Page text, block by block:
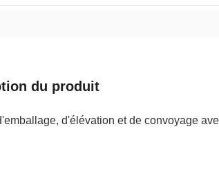
du produit
d'élévation et de convoyage